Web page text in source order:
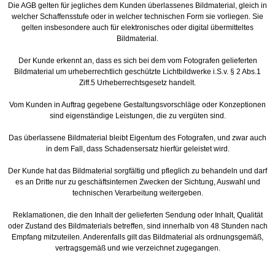
Die AGB gelten für jegliches dem Kunden überlassenes Bildmaterial, gleich in
welcher Schaffensstufe oder in welcher technischen Form sie vorliegen. Sie
gelten insbesondere auch für elektronisches oder digital übermitteltes
Bildmaterial.
Der Kunde erkennt an, dass es sich bei dem vom Fotografen gelieferten
Bildmaterial um urheberrechtlich geschützte Lichtbildwerke i.S.v. § 2 Abs.1
Ziff.5 Urheberrechtsgesetz handelt.
Vom Kunden in Auftrag gegebene Gestaltungsvorschläge oder Konzeptionen
sind eigenständige Leistungen, die zu vergüten sind.
Das überlassene Bildmaterial bleibt Eigentum des Fotografen, und zwar auch
in dem Fall, dass Schadensersatz hierfür geleistet wird.
Der Kunde hat das Bildmaterial sorgfältig und pfleglich zu behandeln und darf
es an Dritte nur zu geschäftsinternen Zwecken der Sichtung, Auswahl und
technischen Verarbeitung weitergeben.
Reklamationen, die den Inhalt der gelieferten Sendung oder Inhalt, Qualität
oder Zustand des Bildmaterials betreffen, sind innerhalb von 48 Stunden nach
Empfang mitzuteilen. Anderenfalls gilt das Bildmaterial als ordnungsgemäß,
vertragsgemäß und wie verzeichnet zugegangen.